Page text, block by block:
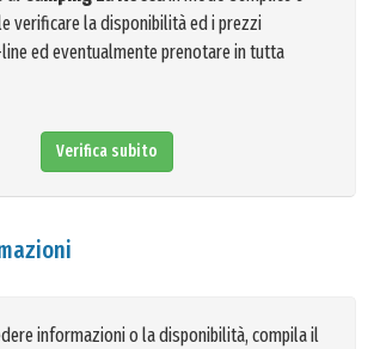
verificare la disponibilità ed i prezzi
ed eventualmente prenotare in tutta
Verifica subito
informazioni o la disponibilità, compila il